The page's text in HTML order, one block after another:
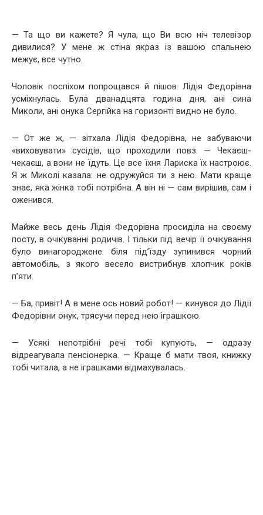
— Та що ви кажете? Я чула, що Ви всю ніч телевізор
дивилися? У мене ж стіна якраз із вашою спальнею
межує, все чутно.
Чоловік поспіхом попрощався й пішов. Лідія Федорівна
усміхнулась. Була дванадцята година дня, ані сина
Миколи, ані онука Сергійка на горизонті видно не було.
— От же ж, — зітхала Лідія Федорівна, не забуваючи
«виховувати» сусідів, що проходили повз. — Чекаєш-
чекаєш, а вони не їдуть. Це все їхня Лариска їх настроює.
Я ж Миколі казала: не одружуйся ти з нею. Мати краще
знає, яка жінка тобі потрібна. А він ні — сам вирішив, сам і
оженився.
Майже весь день Лідія Федорівна просиділа на своєму
посту, в очікуванні родичів. І тільки під вечір її очікування
було винагороджене: біля під’їзду зупинився чорний
автомобіль, з якого весело вистрибнув хлопчик років
п’яти.
— Ба, привіт! А в мене ось новий робот! — кинувся до Лідії
Федорівни онук, трясучи перед нею іграшкою.
— Усякі непотрібні речі тобі купують, — одразу
відреагувала пенсіонерка. — Краще б мати твоя, книжку
тобі читала, а не іграшками відмахувалась.